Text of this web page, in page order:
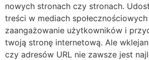
nowych stronach czy stronach.
treści w mediach
zaangażowanie użytkowników i
twoją stronę internetową. Ale
czy adresów URL nie zawsze jest